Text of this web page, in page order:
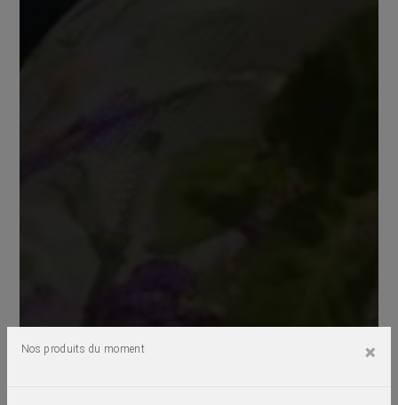
Nos produits du moment ×